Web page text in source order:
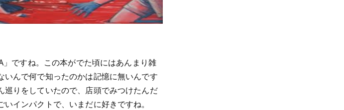
」ですね。この本がでた頃にはあんまり雑
いんで何で知ったのかは記憶に無いんです
巡りをしていたので、店頭でみつけたんだ
インパクトで、いまだに好きですね。